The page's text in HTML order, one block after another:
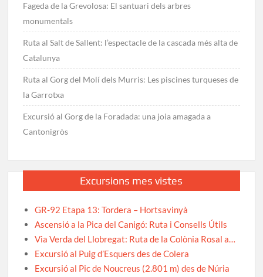
Fageda de la Grevolosa: El santuari dels arbres
monumentals
Ruta al Salt de Sallent: l’espectacle de la cascada més alta de
Catalunya
Ruta al Gorg del Molí dels Murris: Les piscines turqueses de
la Garrotxa
Excursió al Gorg de la Foradada: una joia amagada a
Cantonigròs
Excursions mes vistes
GR-92 Etapa 13: Tordera – Hortsavinyà
Ascensió a la Pica del Canigó: Ruta i Consells Útils
Via Verda del Llobregat: Ruta de la Colònia Rosal a…
Excursió al Puig d’Esquers des de Colera
Excursió al Pic de Noucreus (2.801 m) des de Núria